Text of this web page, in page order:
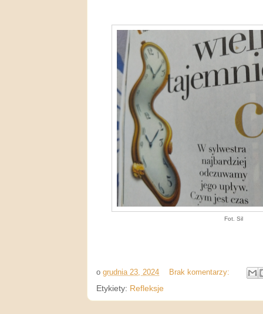
Fot. Sil
o grudnia 23, 2024
Brak komentarzy:
Etykiety: Refleksje